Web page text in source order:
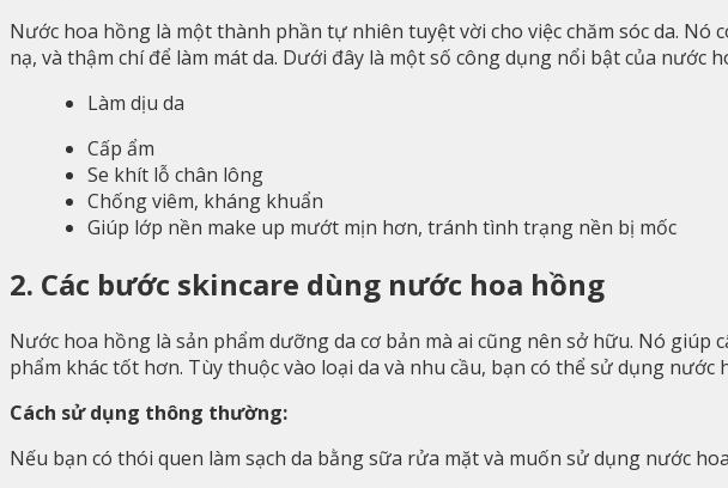
Nước hoa hồng là một thành phần tự nhiên tuyệt vời cho việc chăm sóc da.
nạ, và thậm chí để làm mát da. Dưới đây là một số công dụng nổi bật của nước
Làm dịu da
Cấp ẩm
Se khít lỗ chân lông
Chống viêm, kháng khuẩn
Giúp lớp nền make up mướt mịn hơn, tránh tình trạng nền bị mốc
2. Các bước skincare dùng nước hoa hồng
Nước hoa hồng là sản phẩm dưỡng da cơ bản mà ai cũng nên sở hữu. Nó giúp
phẩm khác tốt hơn. Tùy thuộc vào loại da và nhu cầu, bạn có thể sử dụng nước
Cách sử dụng thông thường:
Nếu bạn có thói quen làm sạch da bằng sữa rửa mặt và muốn sử dụng nước